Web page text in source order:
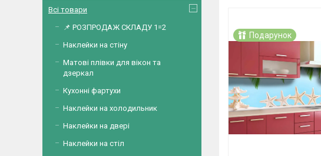
Подарунок
Всі товари
📌 РОЗПРОДАЖ СКЛАДУ 1=2
Наклейки на стіну
Матові плівки для вікон та
дзеркал
Кухонні фартухи
Наклейки на холодильник
Наклейки на двері
Наклейки на стіл